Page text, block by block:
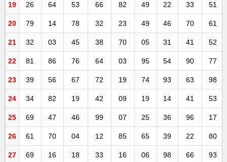
19 26 64 53 66 82 49 22 33 51
20 79 14 78 32 23 49 46 70 61
21 32 03 45 38 70 05 31 41 52
22 81 86 76 64 03 95 54 90 77
23 39 56 67 72 19 74 93 63 98
24 34 82 19 42 09 19 14 41 53
25 69 47 46 99 07 25 36 96 17
26 61 70 04 12 85 65 39 22 80
27 69 16 18 33 16 06 98 66 93